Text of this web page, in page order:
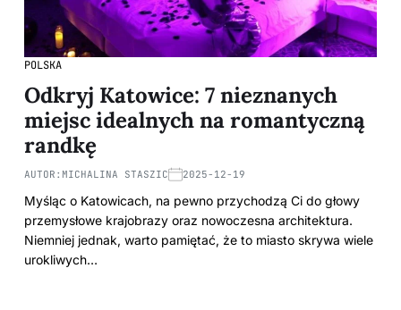
POLSKA
Odkryj Katowice: 7 nieznanych
miejsc idealnych na romantyczną
randkę
AUTOR: MICHALINA STASZIC 2025-12-19
Myśląc o Katowicach, na pewno przychodzą Ci do głowy
przemysłowe krajobrazy oraz nowoczesna architektura.
Niemniej jednak, warto pamiętać, że to miasto skrywa wiele
urokliwych…